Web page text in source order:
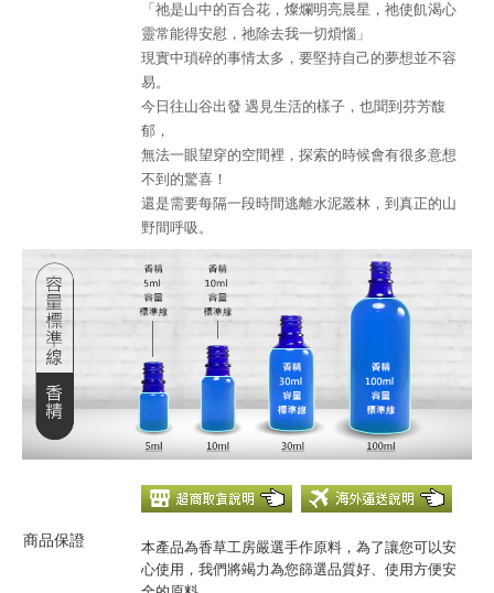
「祂是山中的百合花，燦爛明亮晨星，祂使飢渴心
靈常能得安慰，祂除去我一切煩惱」
現實中瑣碎的事情太多，要堅持自己的夢想並不容
易。
今日往山谷出發 遇見生活的樣子，也聞到芬芳馥
郁，
無法一眼望穿的空間裡，探索的時候會有很多意想
不到的驚喜！
還是需要每隔一段時間逃離水泥叢林，到真正的山
野間呼吸。
商品保證
本產品為香草工房嚴選手作原料，為了讓您可以安
心使用，我們將竭力為您篩選品質好、使用方便安